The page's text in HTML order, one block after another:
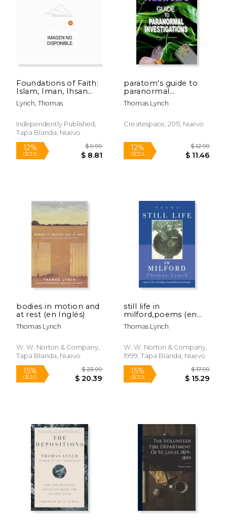
15%
dcto.
Foundations of Faith:
Islam, Iman, Ihsan
(en Inglés)
Lynch, Thomas
Independently Published,
Tapa Blanda, Nuevo
12%
dcto.
paratom's guide to
paranormal
investigations (en
Inglés)
Thomas Lynch
Createspace, 2011, Nuevo
12%
dcto.
bodies in motion and
at rest (en Inglés)
Thomas Lynch
W. W. Norton & Company,
Tapa Blanda, Nuevo
15%
still life in
milford,poems (en
Inglés)
Thomas Lynch
W. W. Norton & Company,
1999, Tapa Blanda, Nuevo
15%